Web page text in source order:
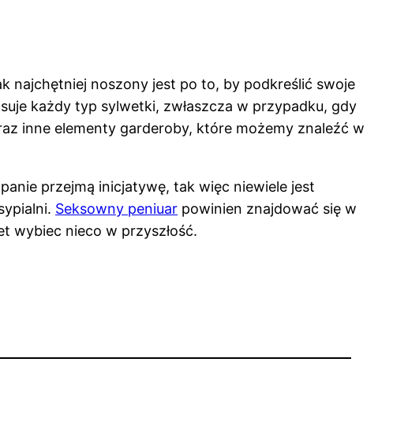
najchętniej noszony jest po to, by podkreślić swoje
każdy typ sylwetki, zwłaszcza w przypadku, gdy
inne elementy garderoby, które możemy znaleźć w
przejmą inicjatywę, tak więc niewiele jest
Seksowny peniuar powinien znajdować się w
wybiec nieco w przyszłość.